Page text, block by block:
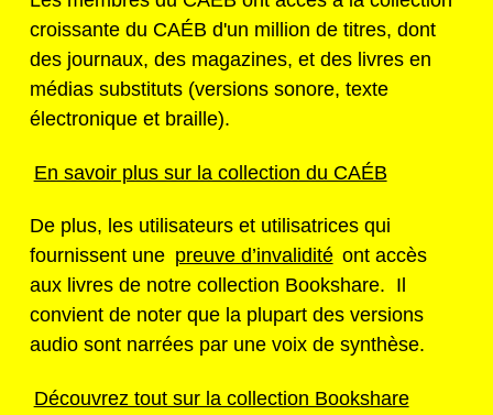
croissante du CAÉB d'un million de titres, dont
des journaux, des magazines, et des livres en
médias substituts (versions sonore, texte
électronique et braille).
En savoir plus sur la collection du CAÉB
De plus, les utilisateurs et utilisatrices qui
fournissent une preuve d’invalidité ont accès
aux livres de notre collection Bookshare. Il
convient de noter que la plupart des versions
audio sont narrées par une voix de synthèse.
Découvrez tout sur la collection Bookshare